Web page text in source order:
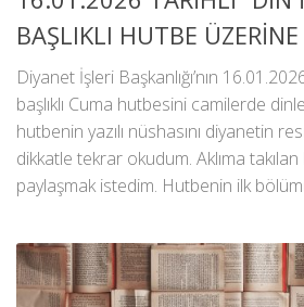
BAŞLIKLI HUTBE ÜZERİNE
Diyanet İşleri Başkanlığı’nın
başlıklı Cuma hutbesini camilerde
hutbenin yazılı nüshasını diyanetin
dikkatle tekrar okudum. Aklıma
paylaşmak istedim. Hutbenin ilk